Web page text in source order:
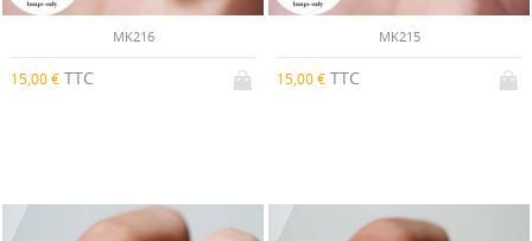
MK216
15,00 € TTC
MK215
15,00 € TTC